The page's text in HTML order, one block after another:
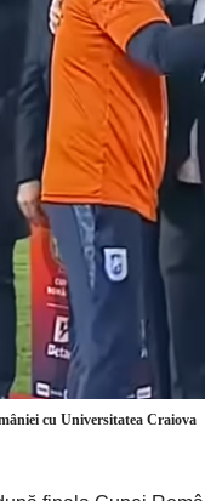
cu Universitatea Craiova